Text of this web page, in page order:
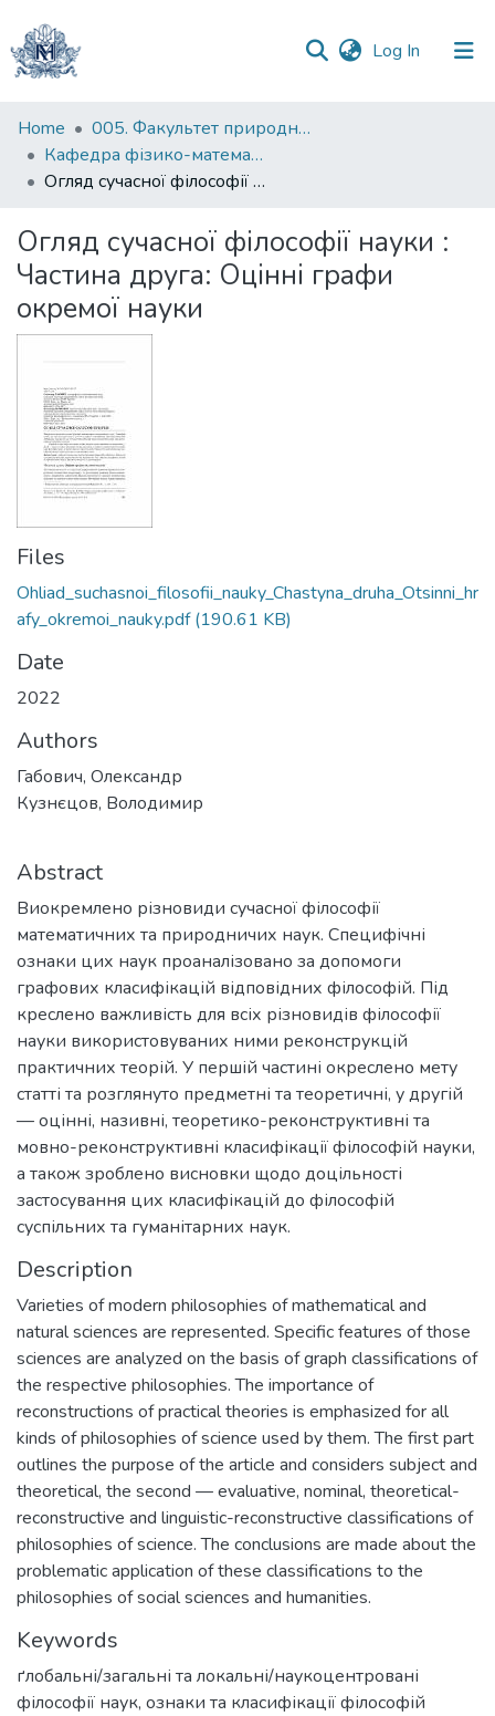
Log In (current)
Communities
&
Collections
Statistics
Home
005. Факультет природничих наук
Кафедра фізико-математичних наук
Огляд сучасної філософії науки : Частина друга: Оцінні графи окремої науки
Огляд сучасної філософії науки :
Частина друга: Оцінні графи
окремої науки
Files
Ohliad_suchasnoi_filosofii_nauky_Chastyna_druha_Otsinni_hr
afy_okremoi_nauky.pdf(190.61 KB)
Date
2022
Authors
Габович, Олександр
Кузнєцов, Володимир
Abstract
Виокремлено різновиди сучасної філософії
математичних та природничих наук. Специфічні
ознаки цих наук проаналізовано за допомоги
графових класифікацій відповідних філософій. Під
креслено важливість для всіх різновидів філософії
науки використовуваних ними реконструкцій
практичних теорій. У першій частині окреслено мету
статті та розглянуто предметні та теоретичні, у другій
— оцінні, називні, теоретико-реконструктивні та
мовно-реконструктивні класифікації філософій науки,
а також зроблено висновки щодо доцільності
застосування цих класифікацій до філософій
суспільних та гуманітарних наук.
Description
Varieties of modern philosophies of mathematical and
natural sciences are represented. Specific features of those
sciences are analyzed on the basis of graph classifications of
the respective philosophies. The importance of
reconstructions of practical theories is emphasized for all
kinds of philosophies of science used by them. The first part
outlines the purpose of the article and considers subject and
theoretical, the second — evaluative, nominal, theoretical-
reconstructive and linguistic-reconstructive classifications of
philosophies of science. The conclusions are made about the
problematic application of these classifications to the
philosophies of social sciences and humanities.
Keywords
ґлобальні/загальні та локальні/наукоцентровані
філософії наук, ознаки та класифікації філософій